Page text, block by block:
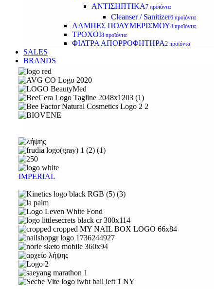
ΑΝΤΙΣΗΠΤΙΚΑ7 προϊόντα
Cleanser / Sanitizer6 προϊόντα
ΛΑΜΠΕΣ ΠΟΛΥΜΕΡΙΣΜΟΥ8 προϊόντα
ΤΡΟΧΟΙ8 προϊόντα
ΦΙΛΤΡΑ ΑΠΟΡΡΟΦΗΤΗΡΑ2 προϊόντα
SALES
BRANDS
IMPERIAL